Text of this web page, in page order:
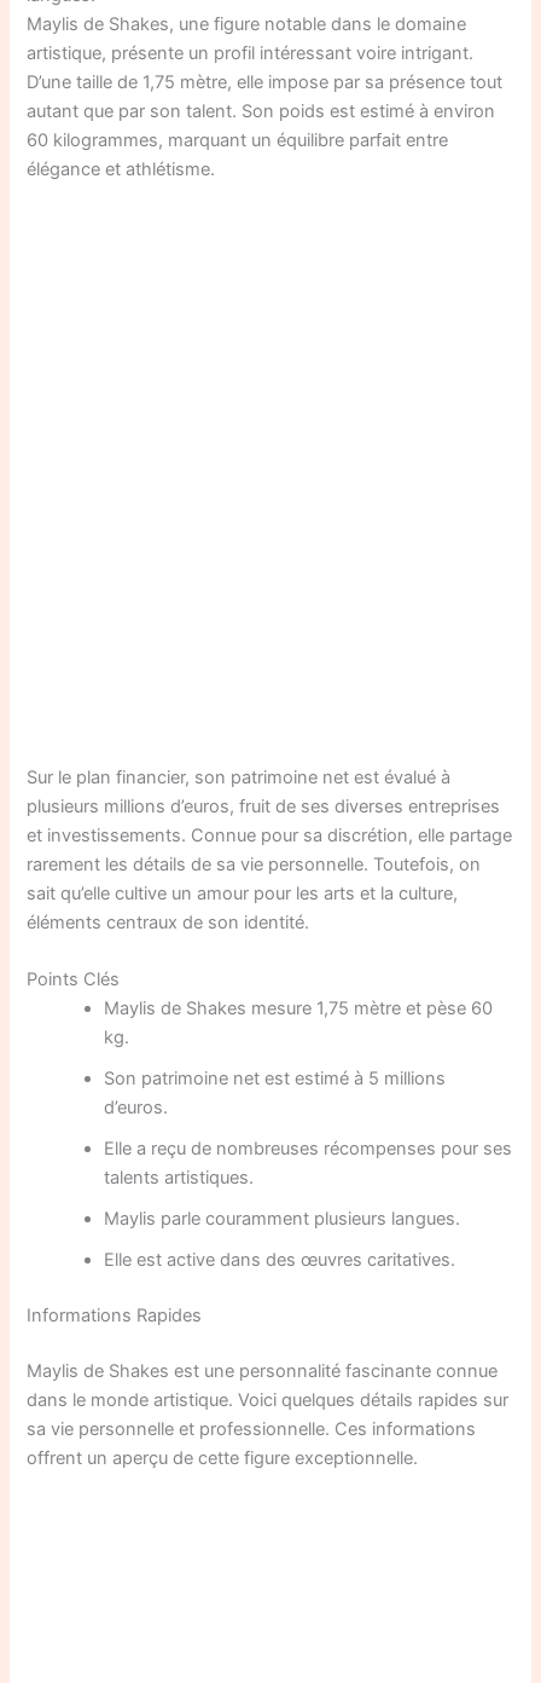
Maylis de Shakes, une figure notable dans le domaine
artistique, présente un profil intéressant voire intrigant.
D’une taille de 1,75 mètre, elle impose par sa présence tout
autant que par son talent. Son poids est estimé à environ
60 kilogrammes, marquant un équilibre parfait entre
élégance et athlétisme.
Sur le plan financier, son patrimoine net est évalué à
plusieurs millions d’euros, fruit de ses diverses entreprises
et investissements. Connue pour sa discrétion, elle partage
rarement les détails de sa vie personnelle. Toutefois, on
sait qu’elle cultive un amour pour les arts et la culture,
éléments centraux de son identité.
Points Clés
Maylis de Shakes mesure 1,75 mètre et pèse 60
kg.
Son patrimoine net est estimé à 5 millions
d’euros.
Elle a reçu de nombreuses récompenses pour ses
talents artistiques.
Maylis parle couramment plusieurs langues.
Elle est active dans des œuvres caritatives.
Informations Rapides
Maylis de Shakes est une personnalité fascinante connue
dans le monde artistique. Voici quelques détails rapides sur
sa vie personnelle et professionnelle. Ces informations
offrent un aperçu de cette figure exceptionnelle.